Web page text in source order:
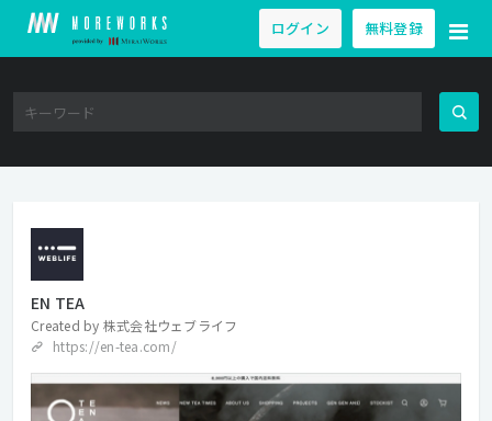
ログイン 無料登録
EN TEA
Created by 株式会社ウェブライフ
https://en-tea.com/